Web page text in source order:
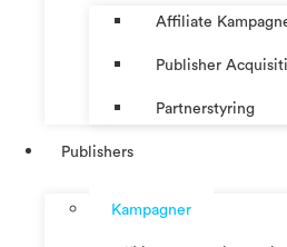
Affiliate
Publisher
Partnerstyring
Publishers
Kampagner